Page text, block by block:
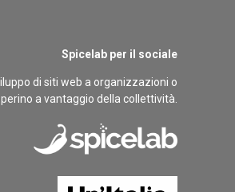
Spicelab per il sociale
di siti web a organizzazioni o
a vantaggio della collettività.